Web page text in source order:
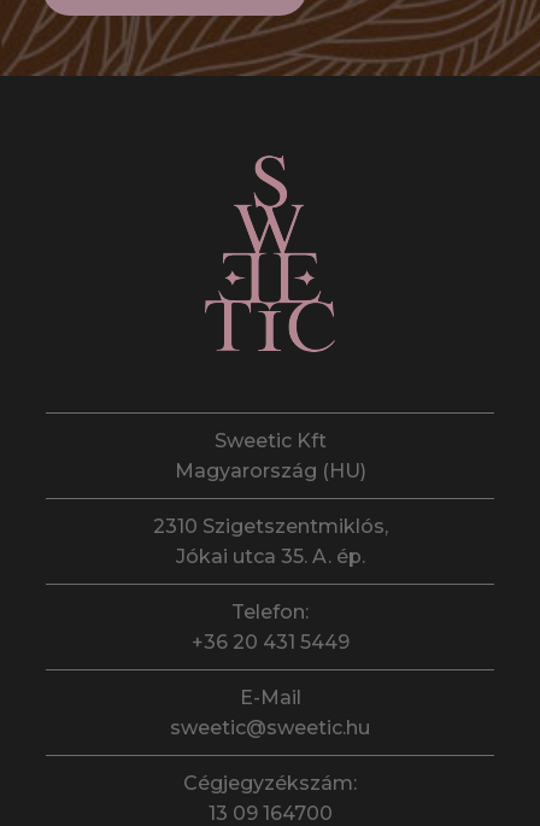
Sweetic Kft
Magyarország (HU)
2310 Szigetszentmiklós,
Jókai utca 35. A. ép.
Telefon:
+36 20 431 5449
E-Mail
sweetic@sweetic.hu
Cégjegyzékszám:
13 09 164700